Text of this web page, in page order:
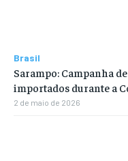
Brasil
Sarampo: Campanha
importados durante a
2 de maio de 2026